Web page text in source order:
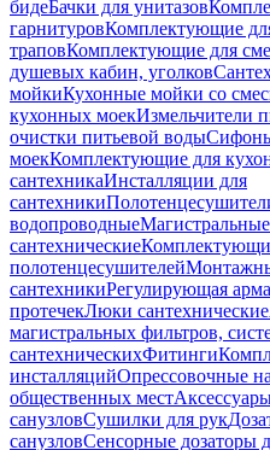
бидеБачки для унитазов
гарнитуровКомплектующие
траповКомплектующие для
душевых кабин, уголков
мойкиКухонные мойки со
кухонных моекИзмельчители
очистки питьевой воды
моекКомплектующие для
сантехникаИнсталляции для
сантехники
водопроводные
сантехнические
полотенцесушителей
сантехникиРегулирующая
протечекЛюки сантехнические
магистральных фильтров,
сантехническихФитинги
инсталляцийОпрессовочные
общественных мест
санузловСушилки для рук
санузловСенсорные дозаторы